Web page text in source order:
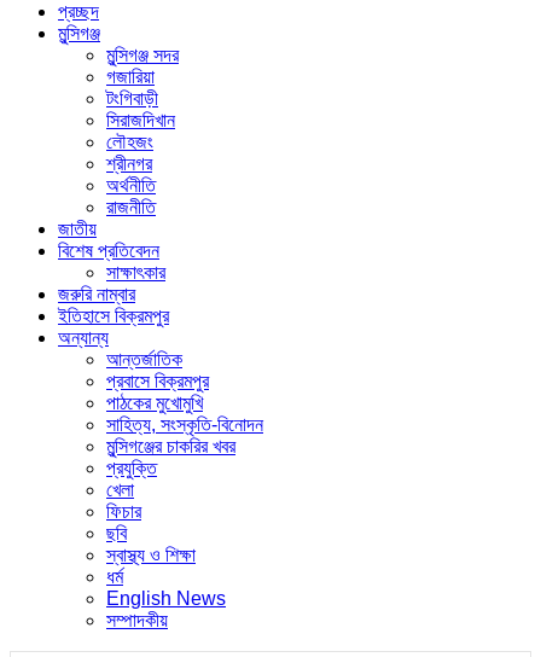
প্রচ্ছদ
মুন্সিগঞ্জ
মুন্সিগঞ্জ সদর
গজারিয়া
টংগিবাড়ী
সিরাজদিখান
লৌহজং
শ্রীনগর
অর্থনীতি
রাজনীতি
জাতীয়
বিশেষ প্রতিবেদন
সাক্ষাৎকার
জরুরি নাম্বার
ইতিহাসে বিক্রমপুর
অন্যান্য
আন্তর্জাতিক
প্রবাসে বিক্রমপুর
পাঠকের মুখোমুখি
সাহিত্য, সংস্কৃতি-বিনোদন
মুন্সিগঞ্জের চাকরির খবর
প্রযুক্তি
খেলা
ফিচার
ছবি
স্বাস্থ্য ও শিক্ষা
ধর্ম
English News
সম্পাদকীয়